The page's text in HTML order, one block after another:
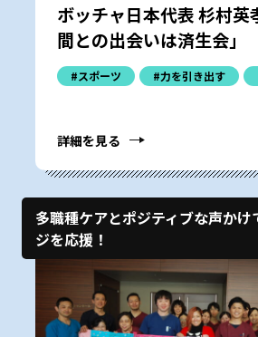
ボッチャ日本代表 杉村英
間との出会いは済生会」
#スポーツ #力を引き出す
詳細を見る
多職種ケアとポジティブな声かけ
ジを応援！